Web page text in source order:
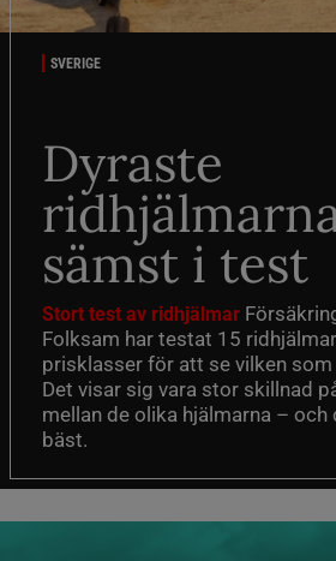
SVERIGE
Dyraste
sämst i test
Stort test av ridhjälmar
Folksam har testat 15
prisklasser för att se vilken
Det visar sig vara stor skillnad
mellan de olika hjälmarna – och
bäst.